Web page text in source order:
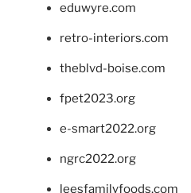
eduwyre.com
retro-interiors.com
theblvd-boise.com
fpet2023.org
e-smart2022.org
ngrc2022.org
leesfamilyfoods.com